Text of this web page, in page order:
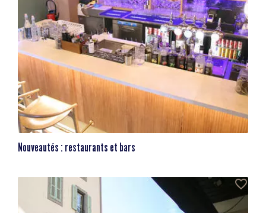
Nouveautés : restaurants et bars